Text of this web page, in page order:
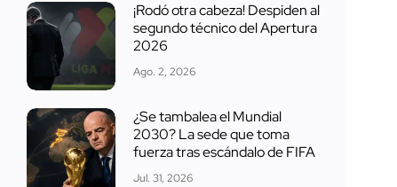
¡Rodó otra cabeza! Despiden al
segundo técnico del Apertura
2026
Ago. 2, 2026
¿Se tambalea el Mundial
2030? La sede que toma
fuerza tras escándalo de FIFA
Jul. 31, 2026